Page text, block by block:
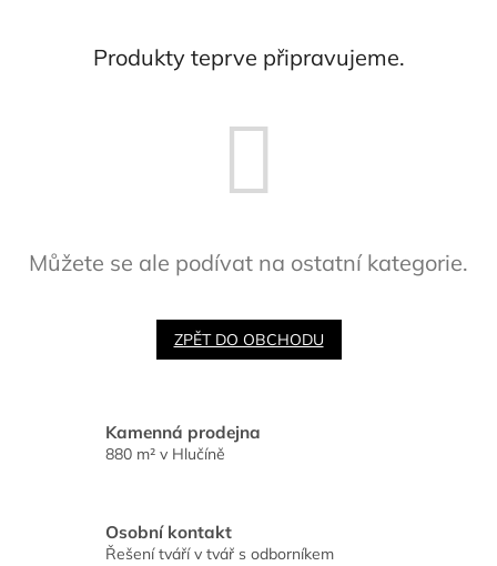
Produkty teprve připravujeme.
Můžete se ale podívat na ostatní kategorie.
ZPĚT DO OBCHODU
Kamenná prodejna
880 m² v Hlučíně
Osobní kontakt
Řešení tváří v tvář s odborníkem